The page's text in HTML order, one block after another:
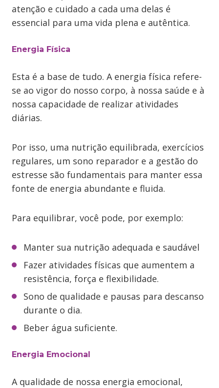
atenção e cuidado a cada uma delas é
essencial para uma vida plena e autêntica.
Energia Física
Esta é a base de tudo. A energia física refere-
se ao vigor do nosso corpo, à nossa saúde e à
nossa capacidade de realizar atividades
diárias.
Por isso, uma nutrição equilibrada, exercícios
regulares, um sono reparador e a gestão do
estresse são fundamentais para manter essa
fonte de energia abundante e fluida.
Para equilibrar, você pode, por exemplo:
Manter sua nutrição adequada e saudável
Fazer atividades físicas que aumentem a
resistência, força e flexibilidade.
Sono de qualidade e pausas para descanso
durante o dia.
Beber água suficiente.
Energia Emocional
A qualidade de nossa energia emocional,